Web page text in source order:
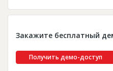
Закажите бесплатный
Получить демо-доступ